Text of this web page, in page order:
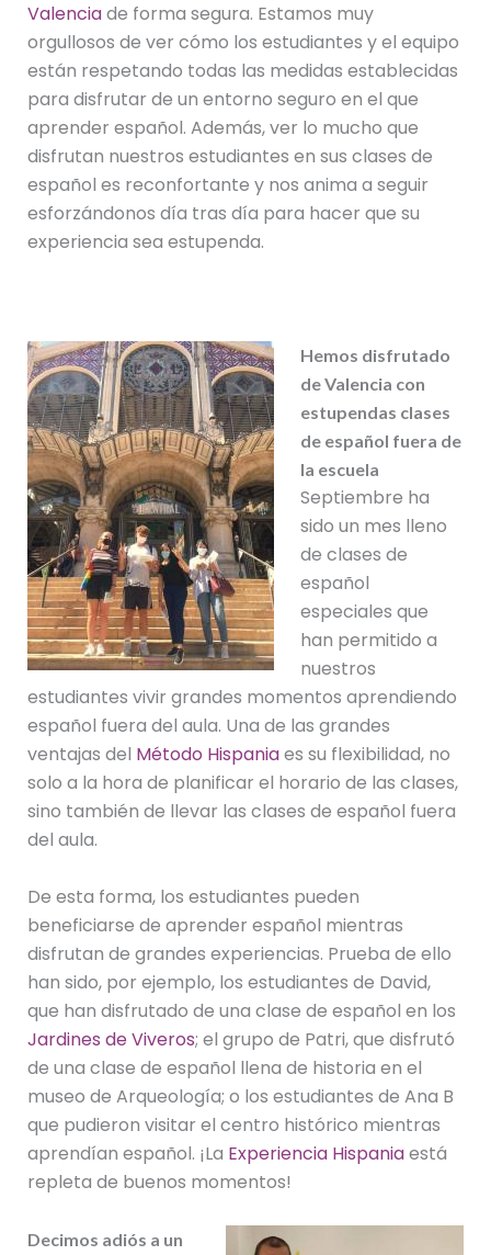
Valenciade forma segura. Estamos muy
orgullosos de ver cómo los estudiantes y el equipo
están respetando todas las medidas establecidas
para disfrutar de un entorno seguro en el que
aprender español. Además, ver lo mucho que
disfrutan nuestros estudiantes en sus clases de
español es reconfortante y nos anima a seguir
esforzándonos día tras día para hacer que su
experiencia sea estupenda.
Hemos disfrutado
de Valencia con
estupendas clases
de español fuera de
la escuela
Septiembre ha
sido un mes lleno
de clases de
español
especiales que
han permitido a
nuestros
estudiantes vivir grandes momentos aprendiendo
español fuera del aula. Una de las grandes
ventajas del Método Hispaniaes su flexibilidad, no
solo a la hora de planificar el horario de las clases,
sino también de llevar las clases de español fuera
del aula.
De esta forma, los estudiantes pueden
beneficiarse de aprender español mientras
disfrutan de grandes experiencias. Prueba de ello
han sido, por ejemplo, los estudiantes de David,
que han disfrutado de una clase de español en los
Jardines de Viveros; el grupo de Patri, que disfrutó
de una clase de español llena de historia en el
museo de Arqueología; o los estudiantes de Ana B
que pudieron visitar el centro histórico mientras
aprendían español. ¡La Experiencia Hispaniaestá
repleta de buenos momentos!
Decimos adiós a un